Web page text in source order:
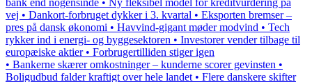
bank end nogensinde • Ny fleksibel model for kreditvurdering på
vej • Dankort-forbruget dykker i 3. kvartal • Eksporten bremser –
pres på dansk økonomi • Havvind-gigant møder modvind • Tech
rykker ind i energi- og byggesektoren • Investorer vender tilbage til
europæiske aktier • Forbrugertilliden stiger igen
• Bankerne skærer omkostninger – kunderne scorer gevinsten •
Boligudbud falder kraftigt over hele landet • Flere danskere skifter